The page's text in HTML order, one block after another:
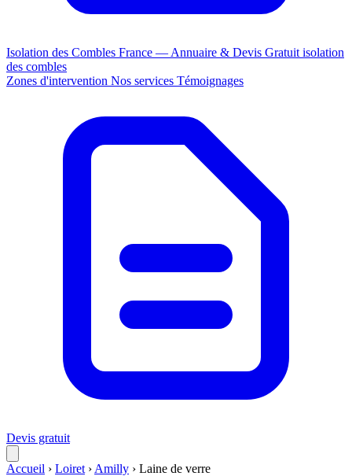
Isolation des Combles France — Annuaire & Devis Gratuit isolation
des combles
Zones d'intervention Nos services Témoignages
Devis gratuit
Accueil › Loiret › Amilly › Laine de verre